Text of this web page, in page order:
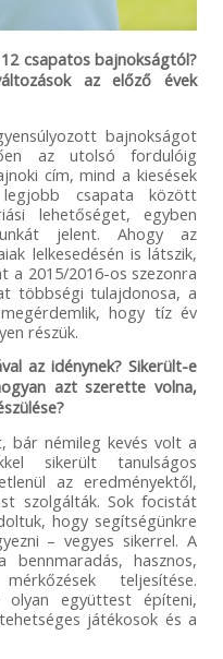
csapatos bajnokságtól?
az előző évek
bajnokságot
az utolsó fordulóig
cím, mind a kiesések
csapata között
lehetőséget, egyben
jelent. Ahogy az
lelkesedésén is látszik,
a 2015/2016-os szezonra
többségi tulajdonosa, a
hogy tíz év
részük.
az idénynek? Sikerült-e
azt szerette volna,
bár némileg kevés volt a
sikerült tanulságos
az eredményektől,
szolgálták. Sok focistát
hogy segítségünkre
– vegyes sikerrel. A
bennmaradás, hasznos,
teljesítése.
olyan együttest építeni,
játékosok és a